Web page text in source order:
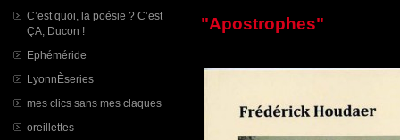
C’est quoi, la poésie ? C’est
ÇA, Ducon !
Ephéméride
LyonnÈseries
mes clics sans mes claques
oreillettes
"Apostrophes"